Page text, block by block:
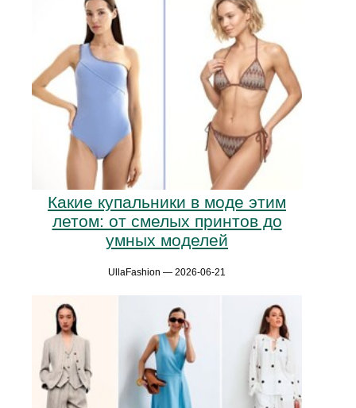
Какие купальники в моде этим
летом: от смелых принтов до
умных моделей
UllaFashion — 2026-06-21